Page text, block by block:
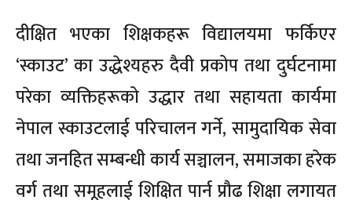
दीक्षित भएका शिक्षकहरू विद्यालयमा फर्किएर
‘स्काउट’ का उद्धेश्यहरु दैवी प्रकोप तथा दुर्घटनामा
परेका व्यक्तिहरूको उद्धार तथा सहायता कार्यमा
नेपाल स्काउटलाई परिचालन गर्ने, सामुदायिक सेवा
तथा जनहित सम्बन्धी कार्य सञ्चालन, समाजका हरेक
वर्ग तथा समूहलाई शिक्षित पार्न प्रौढ शिक्षा लगायत